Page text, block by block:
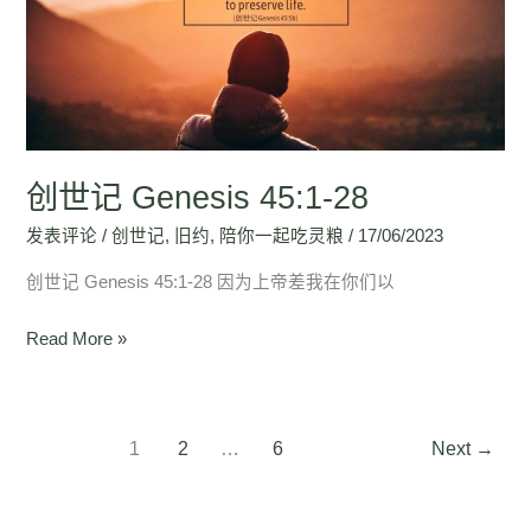
创世记 Genesis 45:1-28
发表评论 /创世记, 旧约, 陪你一起吃灵粮 / 17/06/2023
创世记 Genesis 45:1-28 因为上帝差我在你们以
Genesis
Read More »
1 2 … 6 Next →